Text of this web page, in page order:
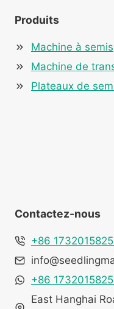
Produits
Machine à semis
Machine de
Plateaux de
Contactez-nous
+86
+86
East Hanghai